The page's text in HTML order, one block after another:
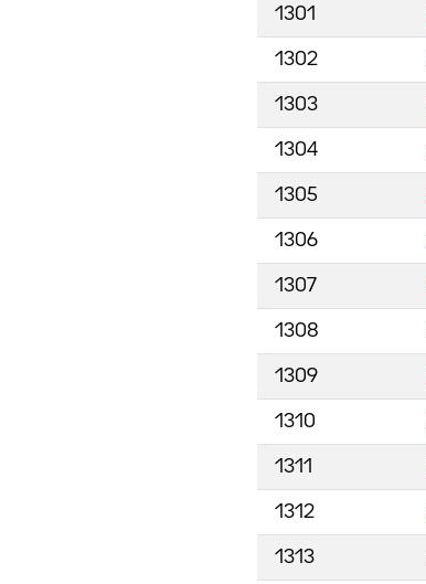
1301
1302
1303
1304
1305
1306
1307
1308
1309
1310
1311
1312
1313